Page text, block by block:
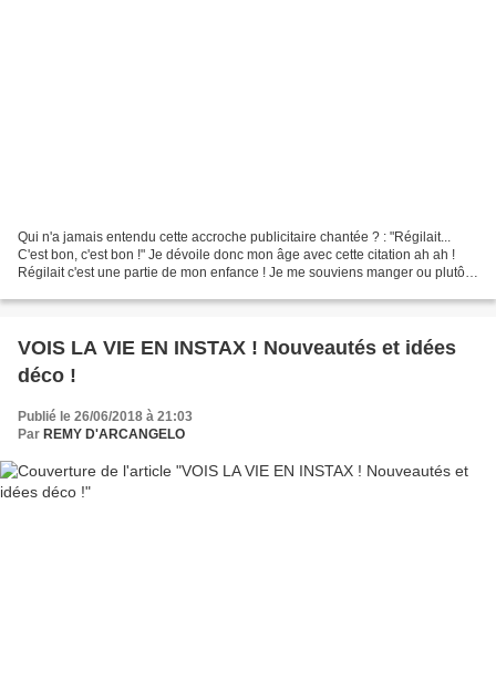
Qui n'a jamais entendu cette accroche publicitaire chantée ? : "Régilait...
C'est bon, c'est bon !" Je dévoile donc mon âge avec cette citation ah ah !
Régilait c'est une partie de mon enfance ! Je me souviens manger ou plutôt
VOIS LA VIE EN INSTAX ! Nouveautés et idées
déco !
Publié le 26/06/2018 à 21:03
Par REMY D'ARCANGELO